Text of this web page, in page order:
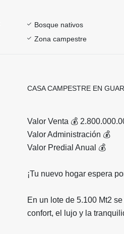
Bosque nativos
Zona campestre
CASA CAMPESTRE EN
Valor Venta 💰
Valor Administración 💰
Valor Predial Anual 💰
¡Tu nuevo hogar espera
En un lote de 5.100 Mt2
confort, el lujo y la